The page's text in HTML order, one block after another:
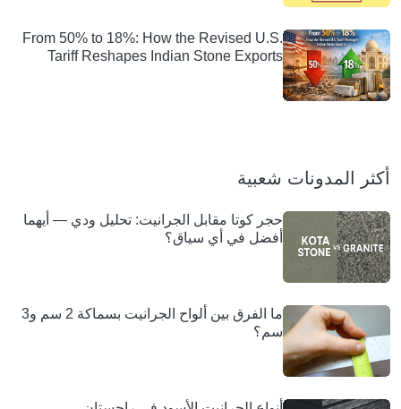
From 50% to 18%: How the Revised U.S.
Tariff Reshapes Indian Stone Exports
أكثر المدونات شعبية
حجر كوتا مقابل الجرانيت: تحليل ودي — أيهما
أفضل في أي سياق؟
ما الفرق بين ألواح الجرانيت بسماكة 2 سم و3
سم؟